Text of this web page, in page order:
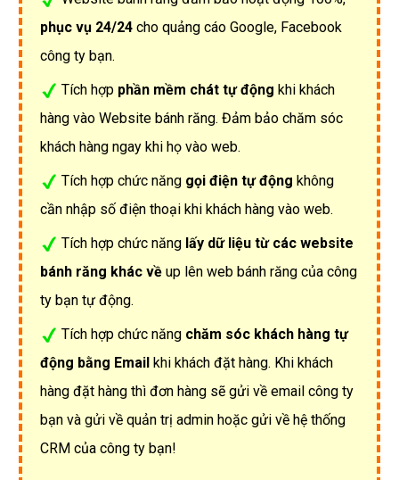
phục vụ 24/24 cho quảng cáo Google, Facebook
công ty bạn.
Tích hợp phần mềm chát tự động khi khách
hàng vào Website bánh răng. Đảm bảo chăm sóc
khách hàng ngay khi họ vào web.
Tích hợp chức năng gọi điện tự động không
cần nhập số điện thoại khi khách hàng vào web.
Tích hợp chức năng lấy dữ liệu từ các website
bánh răng khác về up lên web bánh răng của công
ty bạn tự động.
Tích hợp chức năng chăm sóc khách hàng tự
động bằng Email khi khách đặt hàng. Khi khách
hàng đặt hàng thì đơn hàng sẽ gửi về email công ty
bạn và gửi về quản trị admin hoặc gửi về hệ thống
CRM của công ty bạn!